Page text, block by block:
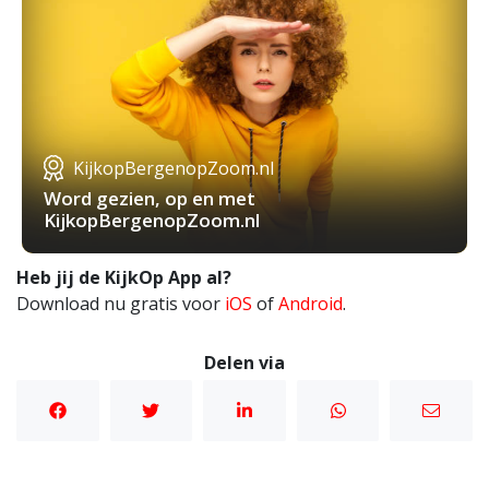
KijkopBergenopZoom.nl
Word gezien, op en met
KijkopBergenopZoom.nl
Heb jij de KijkOp App al?
Download nu gratis voor iOS ofAndroid.
Delen via